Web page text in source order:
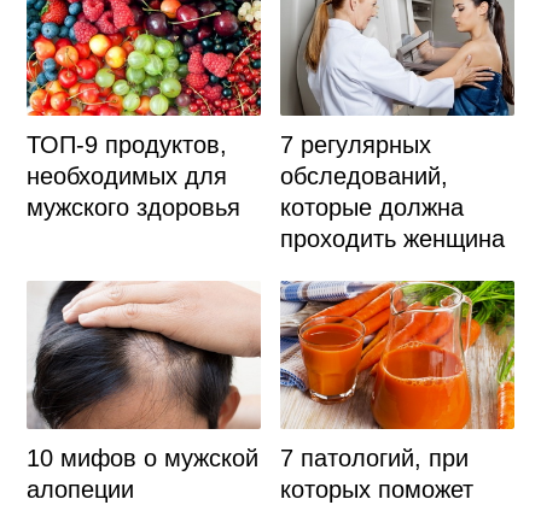
ТОП-9 продуктов,
необходимых для
мужского здоровья
7 регулярных
обследований,
которые должна
проходить женщина
10 мифов о мужской
алопеции
7 патологий, при
которых поможет